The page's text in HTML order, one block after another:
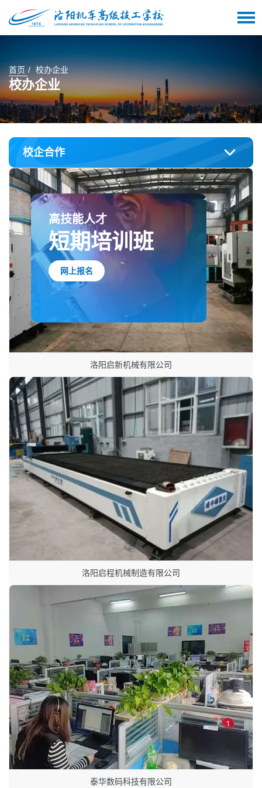
首页 校办企业
校办企业
校企合作
洛阳启新机械有限公司
洛阳启程机械制造有限公司
泰华数码科技有限公司
高技能人才
短期培训班